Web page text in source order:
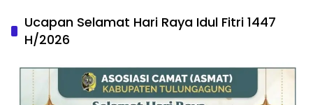
Ucapan Selamat Hari Raya Idul Fitri 1447
H/2026